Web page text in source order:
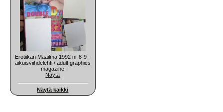
Erotiikan Maailma 1992 nr 8-9 -
aikuisviihdelehti / adult graphics
magazine
Näytä
Näytä kaikki